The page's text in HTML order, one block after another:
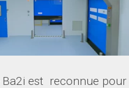
Ba2i est reconnue pour